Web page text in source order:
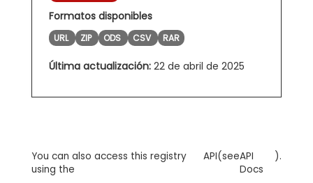
Formatos disponibles
URL ZIP ODS CSV RAR
Última actualización: 22 de abril de 2025
You can also access this registry
using the
API(seeAPI
Docs
).